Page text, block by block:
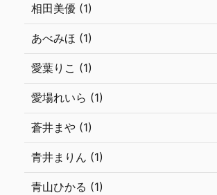
相田美優 (1)
あべみほ (1)
愛葉りこ (1)
愛場れいら (1)
蒼井まや (1)
青井まりん (1)
青山ひかる (1)